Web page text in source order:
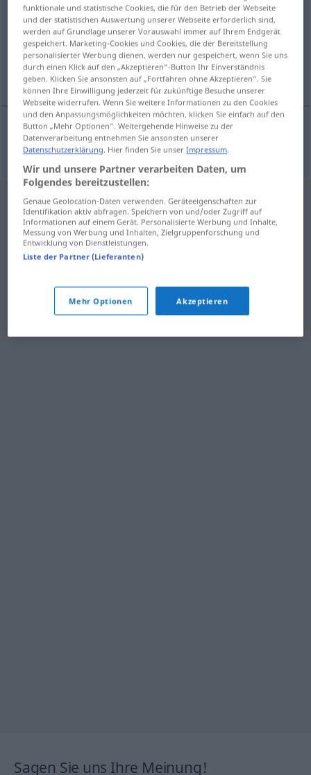
Übersicht aller Übersetzungen
(Für mehr Details die Übersetzung anklicken/antippen)
Hellebarde
Hellebardef halapartna
Sagen Sie uns Ihre Meinung!
funktionale und statistische Cookies, die für den Betrieb der Webseite
und der statistischen Auswertung unserer Webseite erforderlich sind,
werden auf Grundlage unserer Vorauswahl immer auf Ihrem Endgerät
gespeichert. Marketing-Cookies und Cookies, die der Bereitstellung
personalisierter Werbung dienen, werden nur gespeichert, wenn Sie uns
durch einen Klick auf den „Akzeptieren“-Button Ihr Einverständnis
geben. Klicken Sie ansonsten auf „Fortfahren ohne Akzeptieren“. Sie
können Ihre Einwilligung jederzeit für zukünftige Besuche unserer
Webseite widerrufen. Wenn Sie weitere Informationen zu den Cookies
und den Anpassungsmöglichkeiten möchten, klicken Sie einfach auf den
Button „Mehr Optionen“. Weitergehende Hinweise zu der
Datenverarbeitung entnehmen Sie ansonsten unserer
Datenschutzerklärung. Hier finden Sie unserImpressum.
Wir und unsere Partner verarbeiten Daten, um
Folgendes bereitzustellen:
Genaue Geolocation-Daten verwenden. Geräteeigenschaften zur
Identifikation aktiv abfragen. Speichern von und/oder Zugriff auf
Informationen auf einem Gerät. Personalisierte Werbung und Inhalte,
Messung von Werbung und Inhalten, Zielgruppenforschung und
Entwicklung von Dienstleistungen.
Liste der Partner (Lieferanten)
Mehr Optionen Akzeptieren